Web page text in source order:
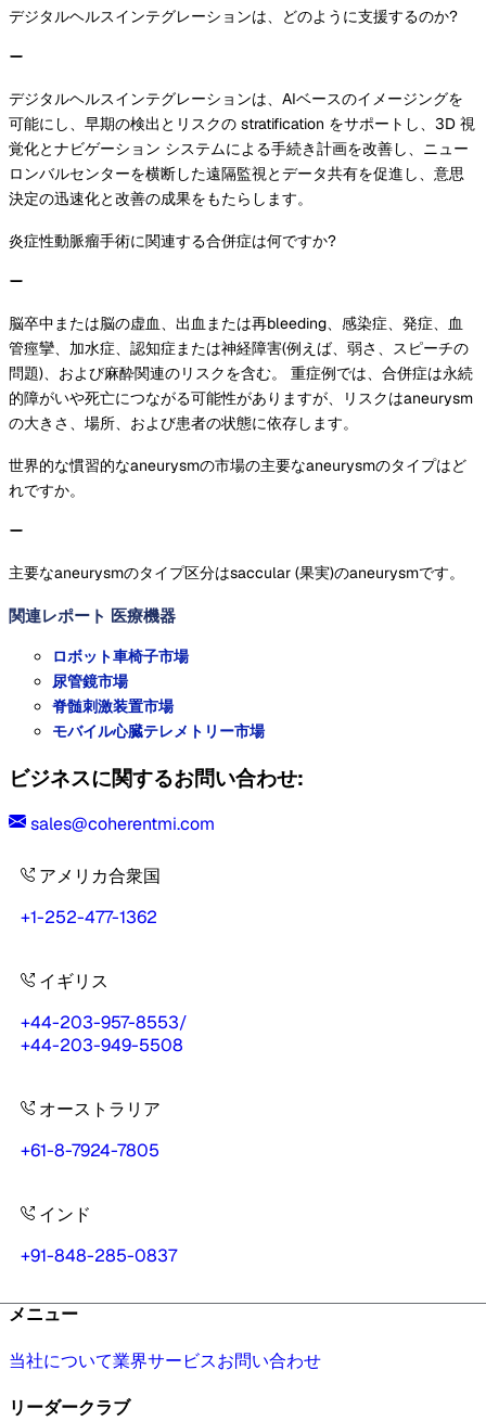
デジタルヘルスインテグレーションは、どのように支援するのか?
デジタルヘルスインテグレーションは、AIベースのイメージングを
可能にし、早期の検出とリスクの stratification をサポートし、3D 視
覚化とナビゲーション システムによる手続き計画を改善し、ニュー
ロンバルセンターを横断した遠隔監視とデータ共有を促進し、意思
決定の迅速化と改善の成果をもたらします。
炎症性動脈瘤手術に関連する合併症は何ですか?
脳卒中または脳の虚血、出血または再bleeding、感染症、発症、血
管痙攣、加水症、認知症または神経障害(例えば、弱さ、スピーチの
問題)、および麻酔関連のリスクを含む。 重症例では、合併症は永続
的障がいや死亡につながる可能性がありますが、リスクはaneurysm
の大きさ、場所、および患者の状態に依存します。
世界的な慣習的なaneurysmの市場の主要なaneurysmのタイプはど
れですか。
主要なaneurysmのタイプ区分はsaccular (果実)のaneurysmです。
関連レポート 医療機器
ロボット車椅子市場
尿管鏡市場
脊髄刺激装置市場
モバイル心臓テレメトリー市場
ビジネスに関するお問い合わせ:
sales@coherentmi.com
アメリカ合衆国
+1-252-477-1362
イギリス
+44-203-957-8553/
+44-203-949-5508
オーストラリア
+61-8-7924-7805
インド
+91-848-285-0837
メニュー
当社について業界サービスお問い合わせ
リーダークラブ